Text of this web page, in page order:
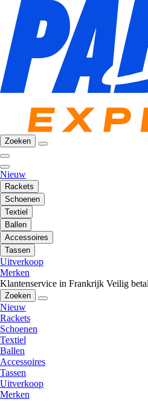
Zoeken
Nieuw
Rackets
Schoenen
Textiel
Ballen
Accessoires
Tassen
Uitverkoop
Merken
Klantenservice in Frankrijk Veilig
Zoeken
Nieuw
Rackets
Schoenen
Textiel
Ballen
Accessoires
Tassen
Uitverkoop
Merken